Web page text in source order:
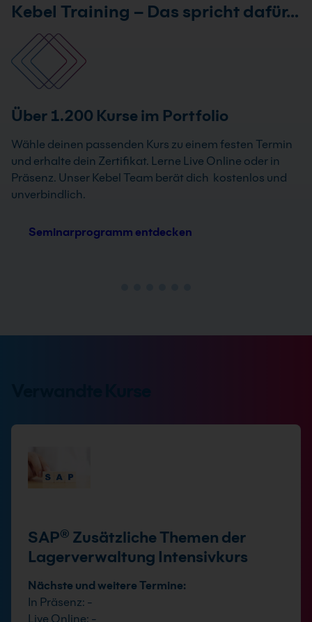
Kebel Training – Das spricht dafür…
Über 1.200 Kurse im Portfolio
Wähle deinen passenden Kurs zu einem festen Termin
und erhalte dein Zertifikat. Lerne Live Online oder in
Präsenz. Unser Kebel Team berät dich kostenlos und
unverbindlich.
Seminarprogramm entdecken
SAP® Zusätzliche Themen der
Lagerverwaltung Intensivkurs
Nächste und weitere Termine:
In Präsenz: -
Live Online: -